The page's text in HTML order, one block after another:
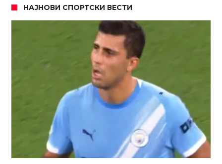
НАЈНОВИ СПОРТСКИ ВЕСТИ